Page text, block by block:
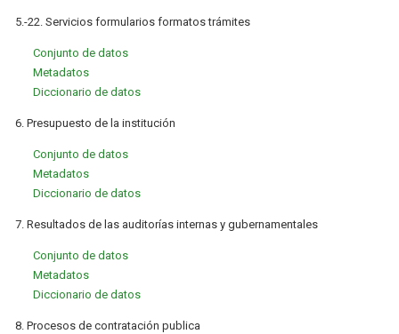
5.-22. Servicios formularios formatos trámites
Conjunto de datos
Metadatos
Diccionario de datos
6. Presupuesto de la institución
Conjunto de datos
Metadatos
Diccionario de datos
7. Resultados de las auditorías internas y gubernamentales
Conjunto de datos
Metadatos
Diccionario de datos
8. Procesos de contratación publica